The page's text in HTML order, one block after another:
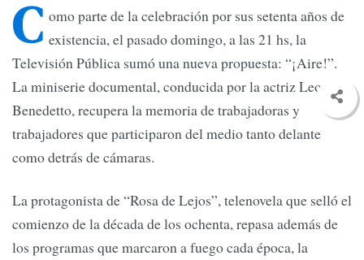
C omo parte de la celebración por sus setenta años de
existencia, el pasado domingo, a las 21 hs, la
Televisión Pública sumó una nueva propuesta: “¡Aire!”.
La miniserie documental, conducida por la actriz Leonor
Benedetto, recupera la memoria de trabajadoras y
trabajadores que participaron del medio tanto delante
como detrás de cámaras.
La protagonista de “Rosa de Lejos”, telenovela que selló el
comienzo de la década de los ochenta, repasa además de
los programas que marcaron a fuego cada época, la